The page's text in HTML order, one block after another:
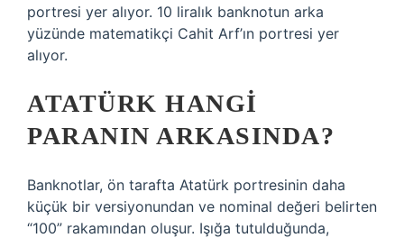
portresi yer alıyor. 10 liralık banknotun arka
yüzünde matematikçi Cahit Arf’ın portresi yer
alıyor.
ATATÜRK HANGI
PARANIN ARKASINDA?
Banknotlar, ön tarafta Atatürk portresinin daha
küçük bir versiyonundan ve nominal değeri belirten
“100” rakamından oluşur. Işığa tutulduğunda,